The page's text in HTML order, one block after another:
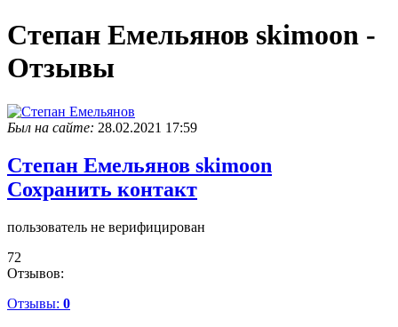
Степан Емельянов skimoon -
Отзывы
Был на сайте: 28.02.2021 17:59
Степан Емельянов skimoon
Сохранить контакт
пользователь не верифицирован
72
Отзывов:
Отзывы: 0